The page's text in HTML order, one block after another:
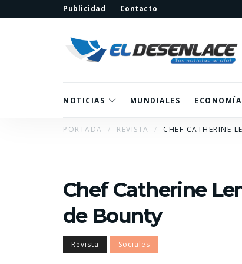
Publicidad Contacto
NOTICIAS MUNDIALES ECONOMÍA
PORTADA REVISTA CHEF CATHERINE
Chef Catherine
de Bounty
Revista Sociales